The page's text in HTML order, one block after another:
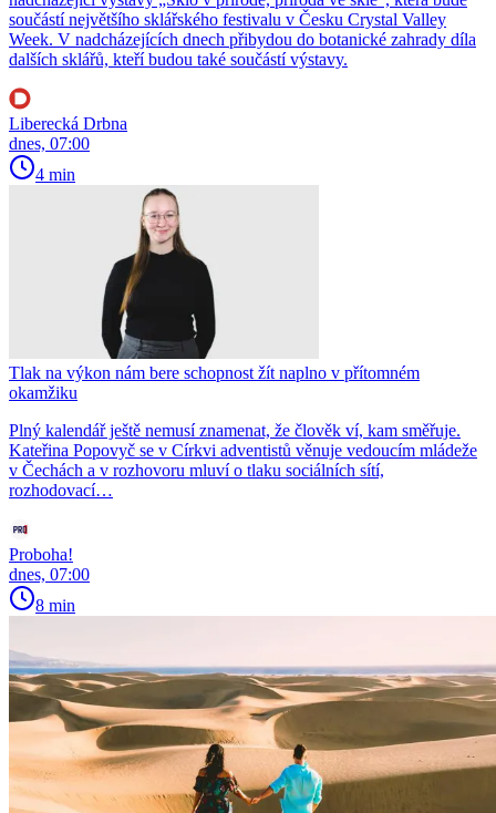
součástí největšího sklářského festivalu v Česku Crystal Valley
Week. V nadcházejících dnech přibydou do botanické zahrady díla
dalších sklářů, kteří budou také součástí výstavy.
Liberecká Drbna
dnes, 07:00
4 min
Tlak na výkon nám bere schopnost žít naplno v přítomném
okamžiku
Plný kalendář ještě nemusí znamenat, že člověk ví, kam směřuje.
Kateřina Popovyč se v Církvi adventistů věnuje vedoucím mládeže
v Čechách a v rozhovoru mluví o tlaku sociálních sítí,
rozhodovací…
Proboha!
dnes, 07:00
8 min